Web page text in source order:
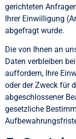
gerichteten
Ihrer Einwilligung
abgefragt wurde.
Die von Ihnen an
Daten verbleiben
auffordern, Ihre
oder der Zweck für
abgeschlossener
gesetzliche